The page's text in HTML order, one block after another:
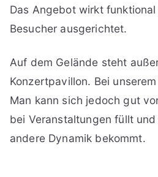
Das Angebot wirkt
Besucher ausgerichtet.
Auf dem Gelände steht
Konzertpavillon. Bei
Man kann sich jedoch gut
bei Veranstaltungen füllt
andere Dynamik bekommt.